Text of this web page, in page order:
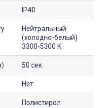
IP40
Нейтральный
(холодно-белый)
3300-5300 K
50 сек
Нет
Полистирол